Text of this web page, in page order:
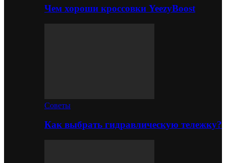
Чем хороши кроссовки YeezyBoost
Советы
Как выбрать гидравлическую тележку?